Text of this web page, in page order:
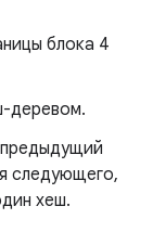
блока 4
деревом.
следующего,
хеш.